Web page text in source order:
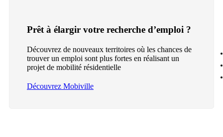
Prêt à élargir votre recherche d’emploi ?
Découvrez de nouveaux territoires où les chances de
trouver un emploi sont plus fortes en réalisant un
projet de mobilité résidentielle
Découvrez Mobiville